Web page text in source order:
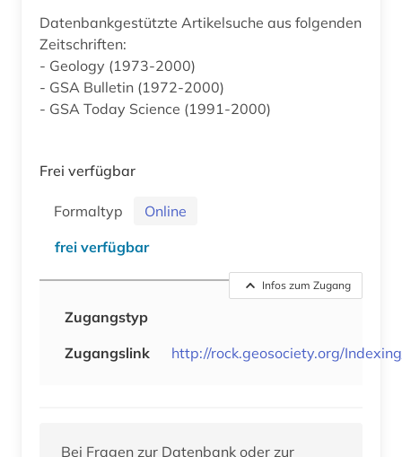
Datenbankgestützte Artikelsuche aus folgenden
Zeitschriften:
- Geology (1973-2000)
- GSA Bulletin (1972-2000)
- GSA Today Science (1991-2000)
Frei verfügbar
Formaltyp
Online
frei verfügbar
Infos zum Zugang
Zugangstyp
Zugangslink
http://rock.geosociety.org/
Bei Fragen zur Datenbank oder zur